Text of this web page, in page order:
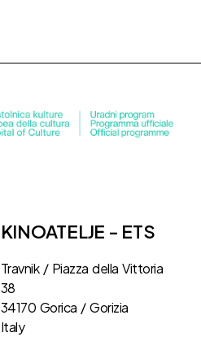
KINOATELJE - ETS
Travnik / Piazza della Vittoria
38
34170 Gorica / Gorizia
Italy